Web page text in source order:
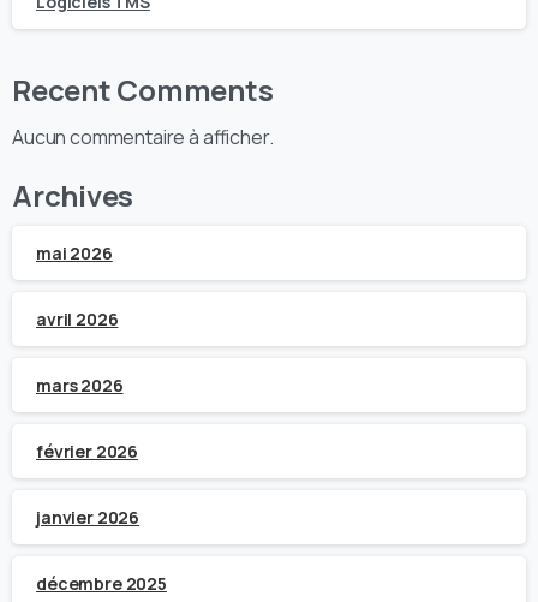
Recent Comments
Aucun commentaire à afficher.
Archives
mai 2026
avril 2026
mars 2026
février 2026
janvier 2026
décembre 2025